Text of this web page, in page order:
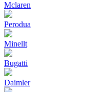
Mclaren
Perodua
Minellt
Bugatti
Daimler